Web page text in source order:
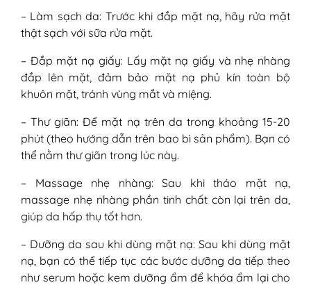
– Làm sạch da: Trước khi đắp mặt nạ, hãy rửa mặt
thật sạch với sữa rửa mặt.
– Đắp mặt nạ giấy: Lấy mặt nạ giấy và nhẹ nhàng
đắp lên mặt, đảm bảo mặt nạ phủ kín toàn bộ
khuôn mặt, tránh vùng mắt và miệng.
– Thư giãn: Để mặt nạ trên da trong khoảng 15-20
phút (theo hướng dẫn trên bao bì sản phẩm). Bạn có
thể nằm thư giãn trong lúc này.
– Massage nhẹ nhàng: Sau khi tháo mặt nạ,
massage nhẹ nhàng phần tinh chất còn lại trên da,
giúp da hấp thụ tốt hơn.
– Dưỡng da sau khi dùng mặt nạ: Sau khi dùng mặt
nạ, bạn có thể tiếp tục các bước dưỡng da tiếp theo
như serum hoặc kem dưỡng ẩm để khóa ẩm lại cho